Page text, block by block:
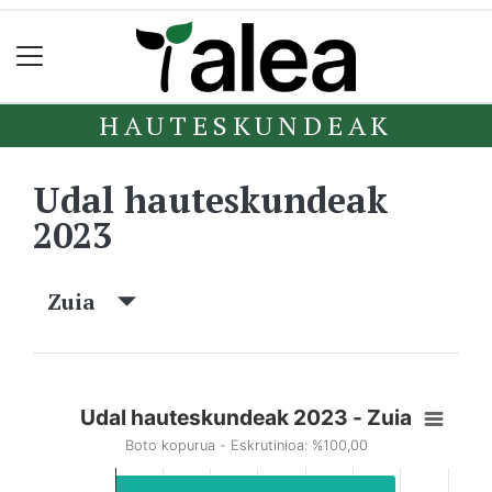
HAUTESKUNDEAK
Udal hauteskundeak
2023
Zuia
Udal hauteskundeak 2023 - Zuia
Boto kopurua - Eskrutinioa: %100,00